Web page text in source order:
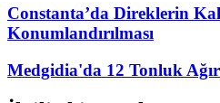
Constanta’da Direklerin
Konumlandırılması
Medgidia'da 12 Tonluk